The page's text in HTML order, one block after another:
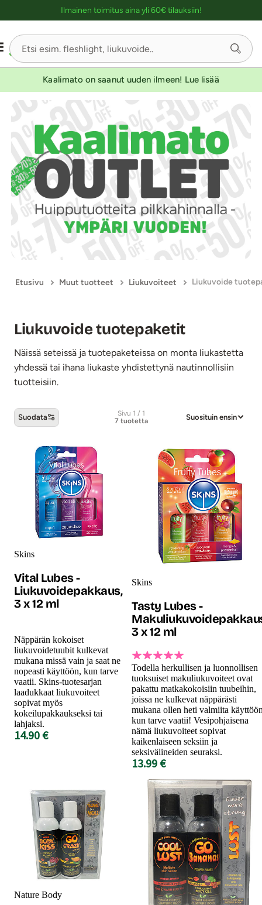
Ilmainen toimitus aina yli 60€ tilauksiin!
Kaalimato on saanut uuden ilmeen! Lue lisää
Etusivu Muut tuotteet Liukuvoiteet Liukuvoide
Liukuvoide tuotepaketit
Näissä seteissä ja tuotepaketeissa on monta liukastetta
yhdessä tai ihana liukaste yhdistettynä nautinnollisiin
tuotteisiin.
Suodata
Sivu 1 / 1
7 tuotetta
Suosituin ensin
Liukuvoide tuotepaketit -tuotteet
Skins
Vital Lubes -
Liukuvoidepakkaus,
3 x 12 ml
Näppärän kokoiset
liukuvoidetuubit kulkevat
mukana missä vain ja saat ne
nopeasti käyttöön, kun tarve
vaatii. Skins-tuotesarjan
laadukkaat liukuvoiteet
sopivat myös
kokeilupakkaukseksi tai
lahjaksi.
14.90 €
Skins
Tasty Lubes -
3 x 12 ml
Todella herkullisen ja luonnollisen
tuoksuiset makuliukuvoiteet ovat
pakattu matkakokoisiin tuubeihin,
joissa ne kulkevat näppärästi
mukana ollen heti valmiita
kun tarve vaatii! Vesipohjaisena
nämä liukuvoiteet sopivat
kaikenlaiseen seksiin ja
seksivälineiden seuraksi.
13.99 €
Nature Body